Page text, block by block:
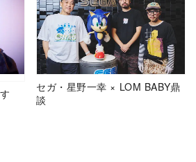
セガ・星野一幸 × LOM BABY鼎
談